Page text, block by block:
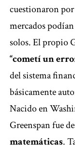
cuestionaron
mercados
solos. El propio
“cometí un
del sistema
básicamente
Nacido en
Greenspan fue
matemáticas.